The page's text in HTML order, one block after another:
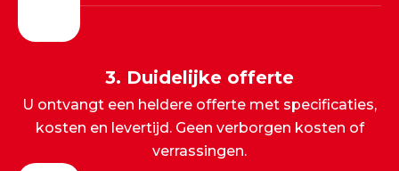
3. Duidelijke offerte
U ontvangt een heldere offerte met specificaties,
kosten en levertijd. Geen verborgen kosten of
verrassingen.